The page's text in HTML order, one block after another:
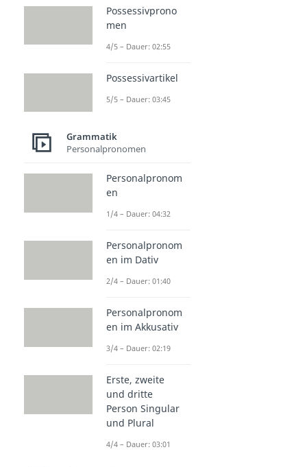
Possessivprono
men
4/5 – Dauer: 02:55
Possessivartikel
5/5 – Dauer: 03:45
Grammatik
Personalpronomen
Personalpronom
en
1/4 – Dauer: 04:32
Personalpronom
en im Dativ
2/4 – Dauer: 01:40
Personalpronom
en im Akkusativ
3/4 – Dauer: 02:19
Erste, zweite
und dritte
Person Singular
und Plural
4/4 – Dauer: 03:01